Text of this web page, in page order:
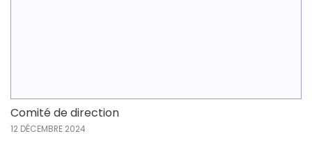
Comité de direction
12 DÉCEMBRE 2024